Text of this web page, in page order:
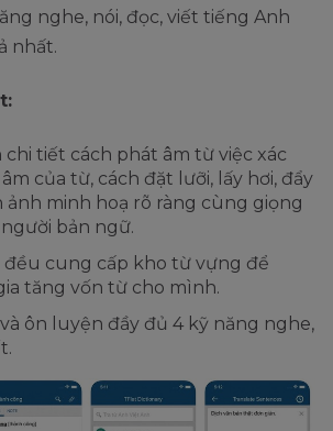
nghe, nói, đọc, viết tiếng Anh
nhất.
chi tiết cách phát âm từ việc xác
của từ, cách đặt lưỡi, lấy hơi, đẩy
ảnh minh hoạ rõ ràng cùng giọng
bản ngữ.
đều cung cấp kho từ vựng để
tăng vốn từ cho mình.
ôn luyện đầy đủ 4 kỹ năng nghe,